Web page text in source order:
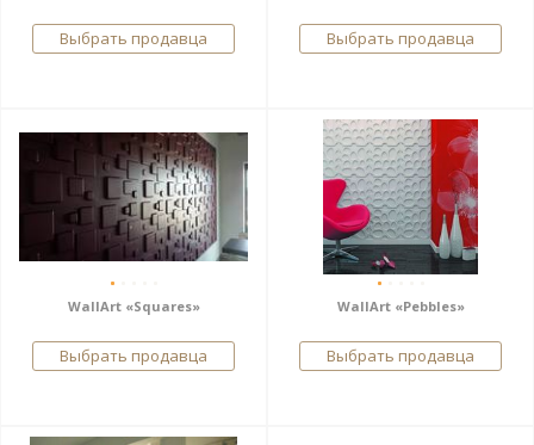
Выбрать продавца Выбрать продавца
WallArt «Squares»
Выбрать продавца
WallArt «Pebbles»
Выбрать продавца